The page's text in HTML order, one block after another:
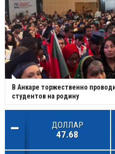
В Анкаре торжественно
студентов на родину
ДОЛЛАР
47.68